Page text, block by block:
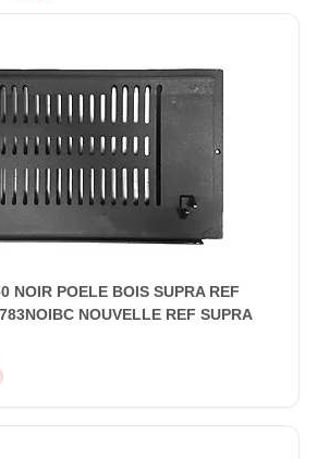
NOIR POELE BOIS SUPRA REF
NOUVELLE REF SUPRA